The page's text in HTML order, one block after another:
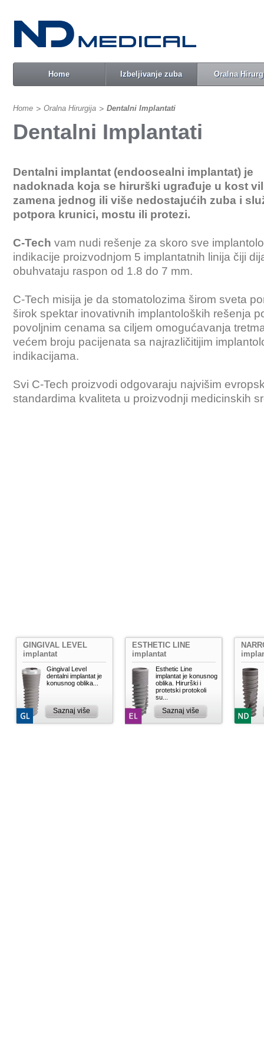
Home Izbeljivanje zuba Oralna
Home > Oralna Hirurgija > Dentalni Implantati
Dentalni Implantati
Dentalni implantat (endoosealni implantat) je
nadoknada koja se hirurški ugrađuje u kost
zamena jednog ili više nedostajućih zuba i
potpora krunici, mostu ili protezi.
C-Tech vam nudi rešenje za skoro sve
indikacije proizvodnjom 5 implantatnih linija čiji
obuhvataju raspon od 1.8 do 7 mm.
C-Tech misija je da stomatolozima širom sveta
širok spektar inovativnih implantoloških rešenja
povoljnim cenama sa ciljem omogućavanja
većem broju pacijenata sa najrazličitijim
indikacijama.
Svi C-Tech proizvodi odgovaraju najvišim
standardima kvaliteta u proizvodnji medicinskih
GINGIVAL LEVEL
implantat
Gingival Level
dentalni implantat je
konusnog oblika...
Saznaj više
ESTHETIC LINE
implantat
Esthetic Line
implantat je konusnog
oblika. Hirurški i
protetski protokoli
su...
Saznaj više